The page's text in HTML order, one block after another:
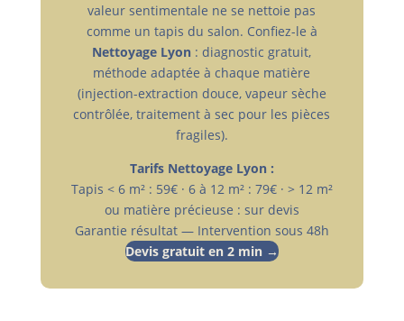
valeur sentimentale ne se nettoie pas
comme un tapis du salon. Confiez-le à
Nettoyage Lyon : diagnostic gratuit,
méthode adaptée à chaque matière
(injection-extraction douce, vapeur sèche
contrôlée, traitement à sec pour les pièces
fragiles).
Tarifs Nettoyage Lyon :
Tapis < 6 m² : 59€ · 6 à 12 m² : 79€ · > 12 m²
ou matière précieuse : sur devis
Garantie résultat — Intervention sous 48h
Devis gratuit en 2 min →